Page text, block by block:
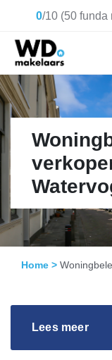
0/10 (50 funda
Home >
Lees meer